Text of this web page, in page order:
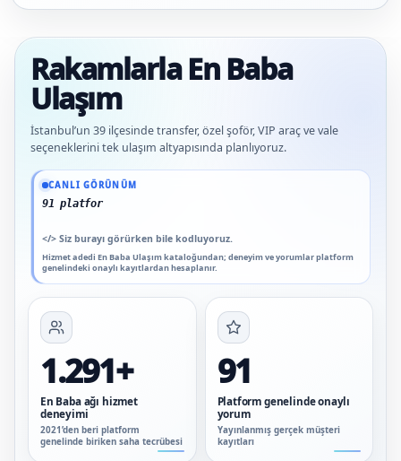
Rakamlarla En Baba
Ulaşım
İstanbul’un 39 ilçesinde transfer, özel şoför, VIP araç ve vale
seçeneklerini tek ulaşım altyapısında planlıyoruz.
CANLI GÖRÜNÜM
91 platform genelinde onaylı yoru
</> Siz burayı görürken bile kodluyoruz.
Hizmet adedi En Baba Ulaşım kataloğundan; deneyim ve yorumlar platform
genelindeki onaylı kayıtlardan hesaplanır.
Güncel veriler: 1.291+ En Baba ağı hizmet deneyimi; 91 platform genelinde
1.291+
En Baba ağı hizmet
deneyimi
2021’den beri platform
genelinde biriken saha tecrübesi
91
Platform genelinde onaylı
yorum
Yayınlanmış gerçek müşteri
kayıtları